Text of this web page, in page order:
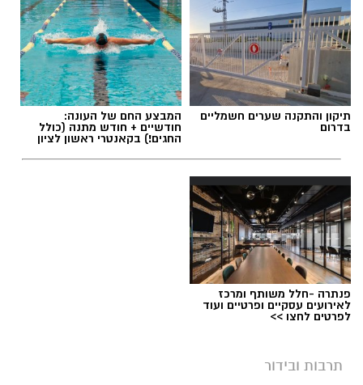
תיקון והתקנה שערים חשמליים
בדרום
המבצע החם של העונה:
חודשיים + חודש מתנה (כולל
החגים!) בקאנטרי ראשון לציון
פנתרה -חלל משותף ומרכז
לאירועים עסקיים ופרטיים ועוד
לפרטים לחצו >>
תרבות ובידור